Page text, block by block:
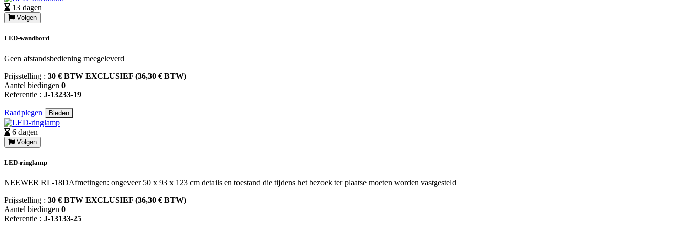
13 dagen
Volgen
LED-wandbord
Geen afstandsbediening meegeleverd
Prijsstelling : 30 € BTW EXCLUSIEF (36,30 € BTW)
Aantel biedingen 0
Referentie : J-13233-19
Raadplegen Bieden
6 dagen
Volgen
LED-ringlamp
NEEWER RL-18DAfmetingen: ongeveer 50 x 93 x 123 cm details en toestand die tijdens het bezoek ter plaatse moeten worden vastgesteld
Prijsstelling : 30 € BTW EXCLUSIEF (36,30 € BTW)
Aantel biedingen 0
Referentie : J-13133-25